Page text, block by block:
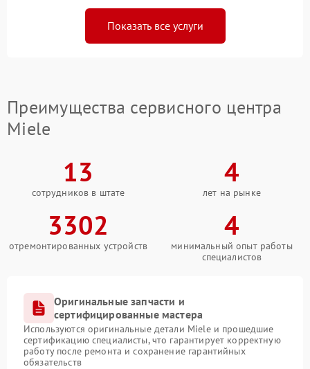
Показать все услуги
Преимущества сервисного центра
Miele
13
сотрудников в штате
4
лет на рынке
3302
отремонтированных устройств
4
минимальный опыт работы
специалистов
Оригинальные запчасти и
сертифицированные мастера
Используются оригинальные детали Miele и прошедшие
сертификацию специалисты, что гарантирует корректную
работу после ремонта и сохранение гарантийных
обязательств